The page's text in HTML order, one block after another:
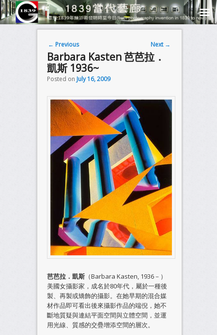
Post navigation
← Previous Next →
Barbara Kasten 芭芭拉．
凱斯 1936~
Posted on July 16, 2009
芭芭拉．凱斯（Barbara Kasten, 1936－）
美國女攝影家，成名於80年代，屬於一種後
製、再製或矯飾的攝影。在她早期的混合媒
材作品即可看出後來攝影作品的端倪，她不
斷地質疑與連結平面空間與立體空間，並運
用光線、質感的交疊增添空間的層次。